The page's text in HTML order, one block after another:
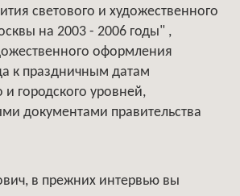
светового и художественного
на 2003 - 2006 годы" ,
оформления
к праздничным датам
городского уровней,
документами правительства
в прежних интервью вы